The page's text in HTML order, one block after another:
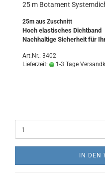
25 m Botament
25m aus Zuschnitt
Hoch elastisches Dichtband
Nachhaltige Sicherheit für
Art.Nr.: 3402
Lieferzeit:
1-3 Tage
IN DEN